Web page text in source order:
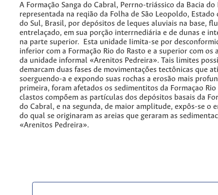
A Formação Sanga do Cabral, Perrno-triássico da Bacia do
representada na reqião da Folha de São Leopoldo, Estado
do Sul, Brasil, por depósitos de leques aluviais na base,
entrelaçado, em sua porção interrnediária e de dunas e
na parte superior. Esta unidade Iimita-se por
inferior com a Formação Rio do Rasto e a superior com os
da unidade informal «Arenitos Pedreira». Tais limites
demarcam duas fases de movimentaçőes tectônicas que
soerguendo-a e expondo suas rochas a erosão mais
primeira, foram afetados os sedimentitos da Formaçao Rio
clastos compőem as partículas dos depósitos basais da
do Cabral, e na segunda, de maior amplitude, expôs-se o
do qual se originaram as areias que geraram as
«Arenitos Pedreira».